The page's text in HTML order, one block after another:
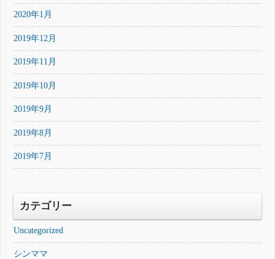
2020年1月
2019年12月
2019年11月
2019年10月
2019年9月
2019年8月
2019年7月
カテゴリー
Uncategorized
シンママ